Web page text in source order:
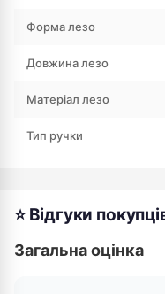
Форма лезо
Довжина лезо
Матеріал лезо
Тип ручки
⭐ Відгуки
Загальна оцінка